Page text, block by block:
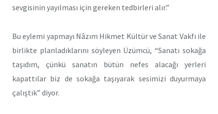
sevgisinin yayılması için gereken tedbirleri alır.”
Bu eylemi yapmayı Nâzım Hikmet Kültür ve Sanat Vakfı ile
birlikte planladıklarını söyleyen Üzümcü, “Sanatı sokağa
taşıdım, çünkü sanatın bütün nefes alacağı yerleri
kapattılar biz de sokağa taşıyarak sesimizi duyurmaya
çalıştık” diyor.